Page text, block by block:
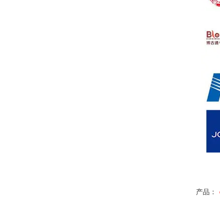
产品：